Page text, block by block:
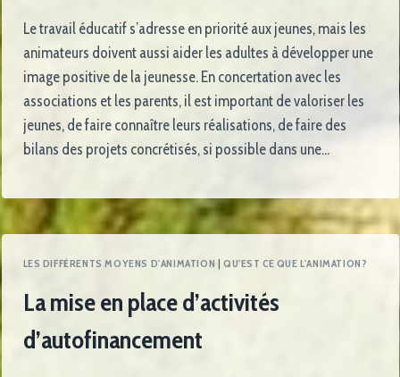
Le travail éducatif s’adresse en priorité aux jeunes, mais les
animateurs doivent aussi aider les adultes à développer une
image positive de la jeunesse. En concertation avec les
associations et les parents, il est important de valoriser les
jeunes, de faire connaître leurs réalisations, de faire des
bilans des projets concrétisés, si possible dans une…
LES DIFFÉRENTS MOYENS D'ANIMATION | QU'EST CE QUE L'ANIMATION?
La mise en place d’activités
d’autofinancement